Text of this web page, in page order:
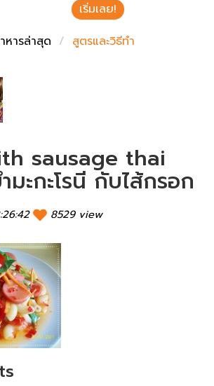
เริ่มเลย!
หารล่าสุด สูตรและวิธีทำ
sausage thai
ะกะโรนี กับไส้กรอก
8529 view